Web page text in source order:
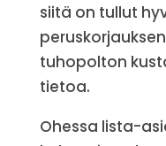
siitä on tullut
tuhopolton
tietoa.
Ohessa lista-